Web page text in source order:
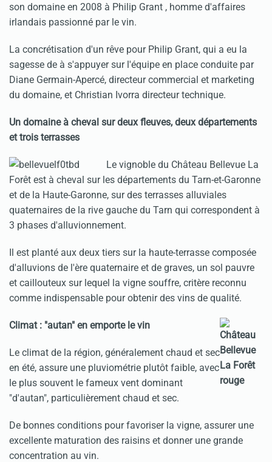
son domaine en 2008 à Philip Grant , homme d'affaires
irlandais passionné par le vin.
La concrétisation d'un rêve pour Philip Grant, qui a eu la
sagesse de à s'appuyer sur l'équipe en place conduite par
Diane Germain-Apercé, directeur commercial et marketing
du domaine, et Christian Ivorra directeur technique.
Un domaine à cheval sur deux fleuves, deux départements
et trois terrasses
Le vignoble du Château Bellevue La
Forêt est à cheval sur les départements du Tarn-et-Garonne
et de la Haute-Garonne, sur des terrasses alluviales
quaternaires de la rive gauche du Tarn qui correspondent à
3 phases d'alluvionnement.
Il est planté aux deux tiers sur la haute-terrasse composée
d'alluvions de l'ère quaternaire et de graves, un sol pauvre
et caillouteux sur lequel la vigne souffre, critère reconnu
comme indispensable pour obtenir des vins de qualité.
Climat : "autan" en emporte le vin
Le climat de la région, généralement chaud et sec
en été, assure une pluviométrie plutôt faible, avec
le plus souvent le fameux vent dominant
"d'autan", particulièrement chaud et sec.
De bonnes conditions pour favoriser la vigne, assurer une
excellente maturation des raisins et donner une grande
concentration au vin.